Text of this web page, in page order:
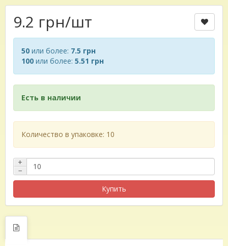
9.2 грн/шт
50 или более: 7.5 грн
100 или более: 5.51 грн
Есть в наличии
Количество в упаковке: 10
+
−
Купить